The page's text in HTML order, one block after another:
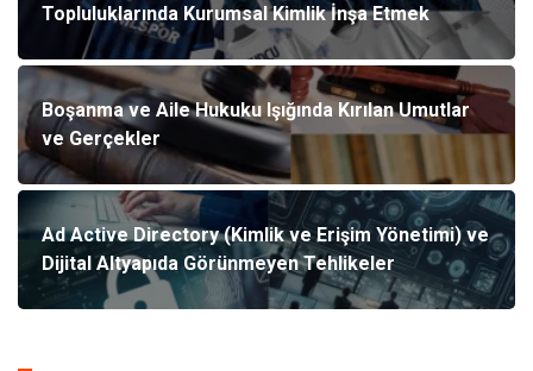
Topluluklarında Kurumsal Kimlik İnşa Etmek
Boşanma ve Aile Hukuku Işığında Kırılan Umutlar
ve Gerçekler
Ad Active Directory (Kimlik ve Erişim Yönetimi) ve
Dijital Altyapıda Görünmeyen Tehlikeler